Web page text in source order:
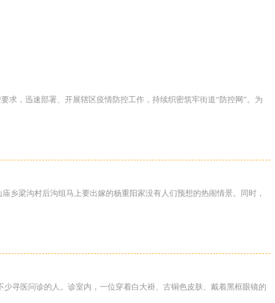
求，迅速部署、开展辖区疫情防控工作，持续织密筑牢街道“防控网”。为
乡梁沟村后沟组马上要出嫁的杨重阳家没有人们预想的热闹情景。同时，
寻医问诊的人。诊室内，一位穿着白大褂、古铜色皮肤、戴着黑框眼镜的